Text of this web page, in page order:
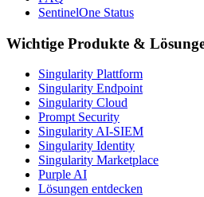
SentinelOne Status
Wichtige Produkte &
Singularity Plattform
Singularity Endpoint
Singularity Cloud
Prompt Security
Singularity AI-SIEM
Singularity Identity
Singularity Marketplace
Purple AI
Lösungen entdecken